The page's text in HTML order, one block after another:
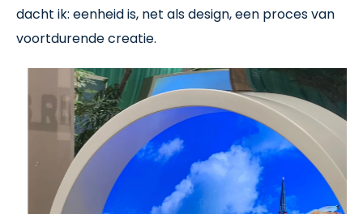
dacht ik: eenheid is, net als design, een proces van
voortdurende creatie.